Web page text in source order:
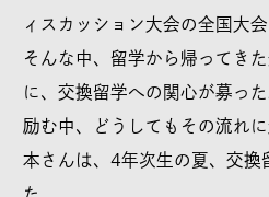
ィスカッション大会の全国大
そんな中、留学から帰ってき
に、交換留学への関心が募っ
励む中、どうしてもその流れ
本さんは、4年次生の夏、交換